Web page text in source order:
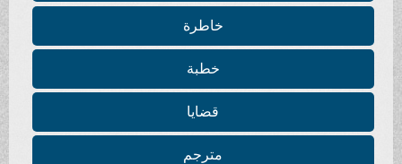
خاطرة
خطبة
قضايا
مترجم